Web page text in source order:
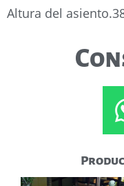
Altura del